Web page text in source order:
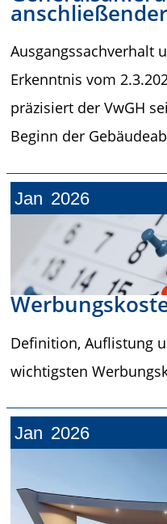
Ausgangssachverhalt
Erkenntnis vom
präzisiert der VwGH
Beginn der
Jan 2026
Definition, Auflistung
wichtigsten
Jan 2026